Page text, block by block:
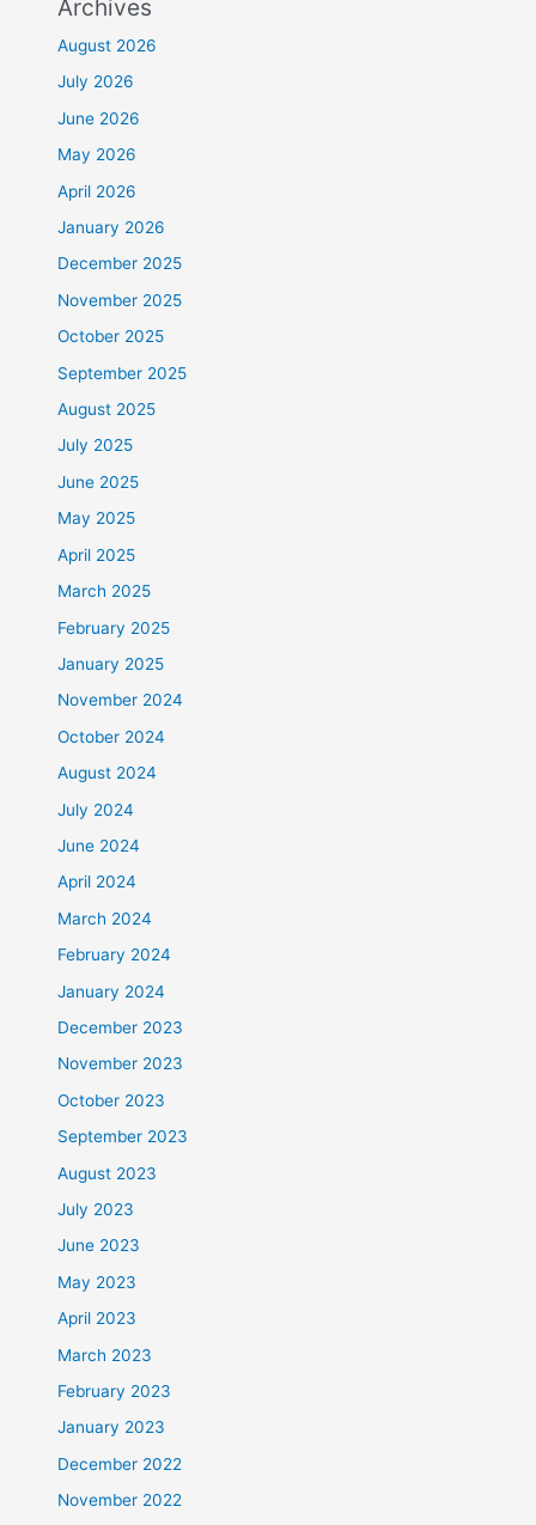
Archives
August 2026
July 2026
June 2026
May 2026
April 2026
January 2026
December 2025
November 2025
October 2025
September 2025
August 2025
July 2025
June 2025
May 2025
April 2025
March 2025
February 2025
January 2025
November 2024
October 2024
August 2024
July 2024
June 2024
April 2024
March 2024
February 2024
January 2024
December 2023
November 2023
October 2023
September 2023
August 2023
July 2023
June 2023
May 2023
April 2023
March 2023
February 2023
January 2023
December 2022
November 2022